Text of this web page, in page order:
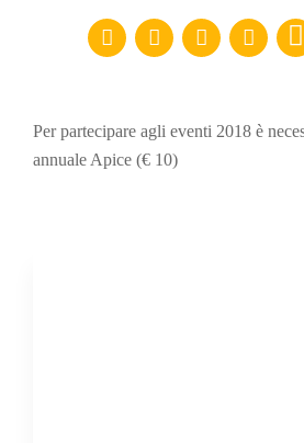
Per partecipare agli eventi 2018 è
annuale Apice (€ 10)